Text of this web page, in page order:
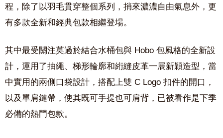
程，除了以羽毛貫穿整個系列，捎來濃濃自由氣息外，更
有多款全新和經典包款相繼登場。
其中最受關注莫過於結合水桶包與 Hobo 包風格的全新設
計，運用了抽繩、梯形輪廓和絎縫皮革一展新穎造型，當
中實用的兩側口袋設計，搭配上雙 C Logo 扣件的開口，
以及單肩鏈帶，使其既可手提也可肩背，已被看作是下季
必備的熱門包款。